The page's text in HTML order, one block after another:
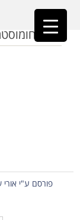
ראשי»מנות עיקריות
קובה
פורסם ע"י אורי